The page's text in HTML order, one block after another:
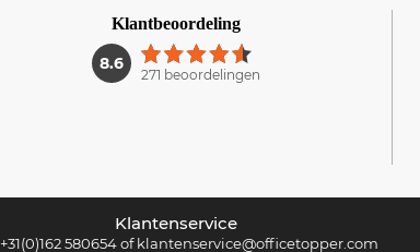
Klantbeoordeling
8.6 1
271 beoordelingen
Klantenservice
+31(0)162 580654ofklantenservice@officetopper.com